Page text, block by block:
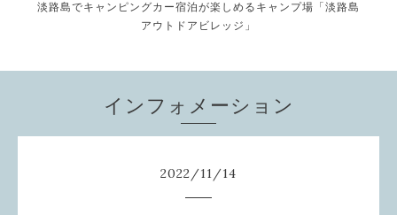
淡路島でキャンピングカー宿泊が楽しめるキャンプ場「淡路島
アウトドアビレッジ」
インフォメーション
2022/11/14